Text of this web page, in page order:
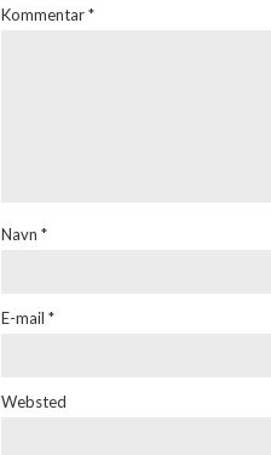
Kommentar*
Navn *
E-mail *
Websted